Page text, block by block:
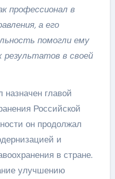
профессионал в
а его
помогли ему
результатов в своей
главой
Российской
он продолжал
и
в стране.
улучшению